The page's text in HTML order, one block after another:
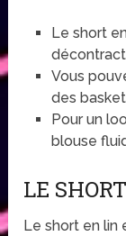
Le short
Vous
des
Pour un
blouse
LE
Le short en lin